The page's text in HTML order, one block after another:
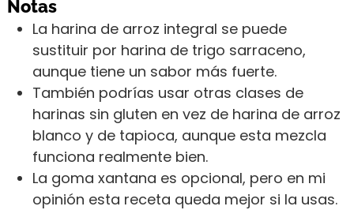
Notas
La harina de arroz integral se puede
sustituir por harina de trigo sarraceno,
aunque tiene un sabor más fuerte.
También podrías usar otras clases de
harinas sin gluten en vez de harina de arroz
blanco y de tapioca, aunque esta mezcla
funciona realmente bien.
La goma xantana es opcional, pero en mi
opinión esta receta queda mejor si la usas.